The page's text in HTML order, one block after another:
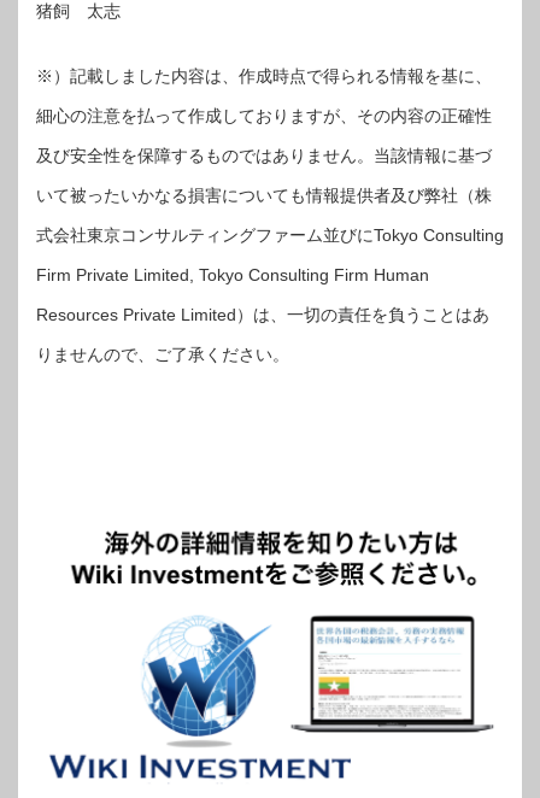
猪飼 太志
※）記載しました内容は、作成時点で得られる情報を基に、
細心の注意を払って作成しておりますが、その内容の正確性
及び安全性を保障するものではありません。当該情報に基づ
いて被ったいかなる損害についても情報提供者及び弊社（株
式会社東京コンサルティングファーム並びにTokyo Consulting
Firm Private Limited, Tokyo Consulting Firm Human
Resources Private Limited）は、一切の責任を負うことはあ
りませんので、ご了承ください。